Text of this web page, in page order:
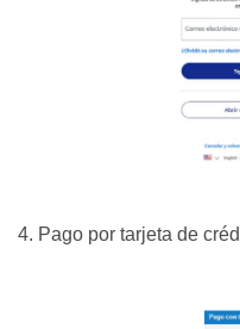
4. Pago por tarjeta de